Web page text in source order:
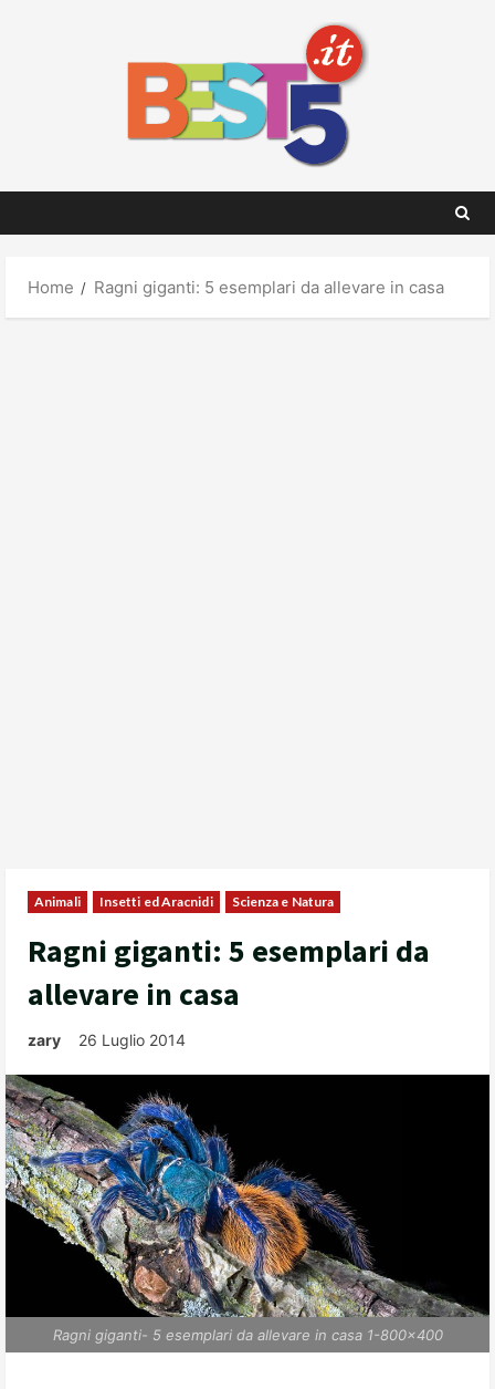
Home Ragni giganti: 5 esemplari da allevare in casa
Animali Insetti ed Aracnidi Scienza e Natura
Ragni giganti: 5 esemplari da
allevare in casa
zary 26 Luglio 2014
Ragni giganti- 5 esemplari da allevare in casa 1-800x400